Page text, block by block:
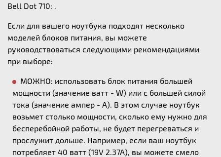
Bell Dot 710: .
Если для вашего ноутбука подходят несколько
моделей блоков питания, вы можете
руководствоваться следующими рекомендациями
при выборе:
МОЖНО: использовать блок питания большей
мощности (значение ватт - W) или с большей силой
тока (значение ампер - А). В этом случае ноутбук
возьмет столько мощности, сколько ему нужно для
бесперебойной работы, не будет перегреваться и
прослужит дольше. Например, если ваш ноутбук
потребляет 40 ватт (19V 2.37A), вы можете смело